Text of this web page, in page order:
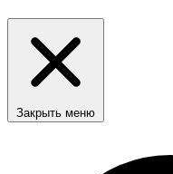
Закрыть меню